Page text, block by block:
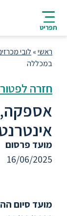
לתוכן
מרכזי
העמוד
תפריט
HE
פודקאסט
אודות
תואר
היחידה
ראשי» לובי
במכללה
חזרה
מועד פרסום
16/06/2025
מועד סיום